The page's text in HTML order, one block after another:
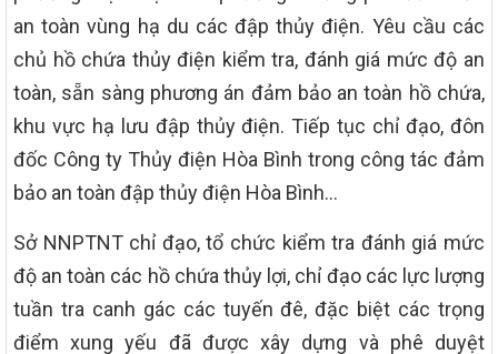
an toàn vùng hạ du các đập thủy điện. Yêu cầu các
chủ hồ chứa thủy điện kiểm tra, đánh giá mức độ an
toàn, sẵn sàng phương án đảm bảo an toàn hồ chứa,
khu vực hạ lưu đập thủy điện. Tiếp tục chỉ đạo, đôn
đốc Công ty Thủy điện Hòa Bình trong công tác đảm
bảo an toàn đập thủy điện Hòa Bình…
Sở NNPTNT chỉ đạo, tổ chức kiểm tra đánh giá mức
độ an toàn các hồ chứa thủy lợi, chỉ đạo các lực lượng
tuần tra canh gác các tuyến đê, đặc biệt các trọng
điểm xung yếu đã được xây dựng và phê duyệt